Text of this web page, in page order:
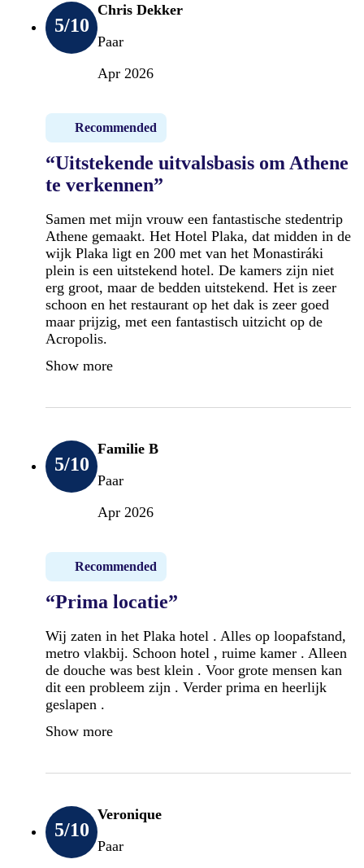
5/10
Chris Dekker
Paar
Apr 2026
Recommended
“Uitstekende uitvalsbasis om Athene
te verkennen”
Samen met mijn vrouw een fantastische stedentrip
Athene gemaakt. Het Hotel Plaka, dat midden in de
wijk Plaka ligt en 200 met van het Monastiráki
plein is een uitstekend hotel. De kamers zijn niet
erg groot, maar de bedden uitstekend. Het is zeer
schoon en het restaurant op het dak is zeer goed
maar prijzig, met een fantastisch uitzicht op de
Acropolis.
Show more
5/10
Familie B
Paar
Apr 2026
Recommended
“Prima locatie”
Wij zaten in het Plaka hotel . Alles op loopafstand,
metro vlakbij. Schoon hotel , ruime kamer . Alleen
de douche was best klein . Voor grote mensen kan
dit een probleem zijn . Verder prima en heerlijk
geslapen .
Show more
5/10
Veronique
Paar